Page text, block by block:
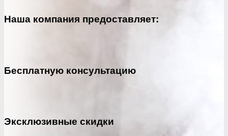
Наша компания предоставляет:
Бесплатную консультацию
Эксклюзивные скидки